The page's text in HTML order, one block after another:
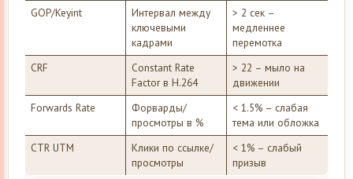
GOP/Keyint
Интервал между
ключевыми
кадрами
> 2 сек –
медленнее
перемотка
CRF
Constant Rate
Factor в H.264
> 22 – мыло на
движении
Forwards Rate
Форварды/
просмотры в %
< 1.5% – слабая
тема или обложка
CTR UTM
Клики по ссылке/
просмотры
< 1% – слабый
призыв